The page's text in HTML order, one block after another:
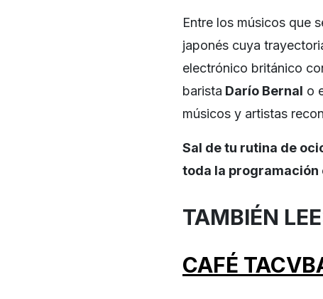
Entre los músicos que
japonés cuya
electrónico británico
barista Darío Bernal o
músicos y artistas
Sal de tu rutina de
toda la programación
TAMBIÉN
CAFÉ